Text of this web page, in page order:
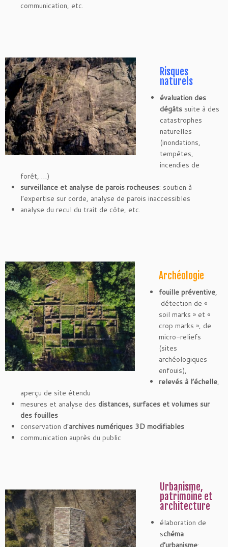
communication, etc.
Risques
naturels
évaluation des
dégâts suite à des
catastrophes
naturelles
(inondations,
tempêtes,
incendies de
forêt, …)
surveillance et analyse de parois rocheuses: soutien à
l’expertise sur corde, analyse de parois inaccessibles
analyse du recul du trait de côte, etc.
Archéologie
fouille préventive,
détection de «
soil marks » et «
crop marks », de
micro-reliefs
(sites
archéologiques
enfouis),
relevés à l’échelle,
aperçu de site étendu
mesures et analyse des distances, surfaces et volumes sur
des fouilles
conservation d’archives numériques 3D modifiables
communication auprès du public
Urbanisme,
patrimoine et
architecture
élaboration de
schéma
d’urbanisme: